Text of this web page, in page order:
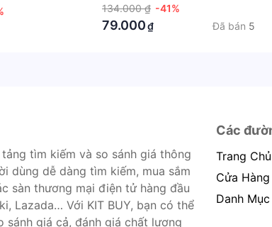
được 2 mặt - Soulli Store
134.000 ₫ -41%
79.000₫ Đã bán 5
tảng tìm kiếm và so sánh giá thông
dùng dễ dàng tìm kiếm, mua sắm
sàn thương mại điện tử hàng đầu
Lazada… Với KIT BUY, bạn có thể
sánh giá cả, đánh giá chất lượng
Các
Trang Chủ
Cửa Hàng
Danh Mục